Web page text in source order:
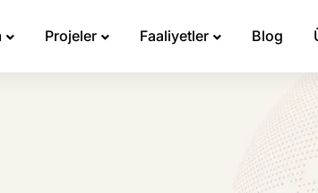
Projeler Faaliyetler Blog